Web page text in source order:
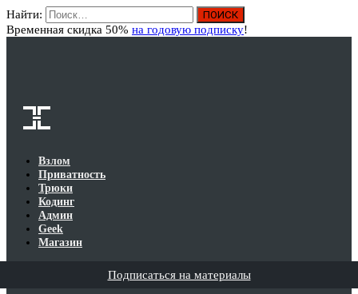
Найти:
Временная скидка 50% на годовую подписку!
Взлом
Приватность
Трюки
Кодинг
Админ
Geek
Магазин
Подписаться на материалы